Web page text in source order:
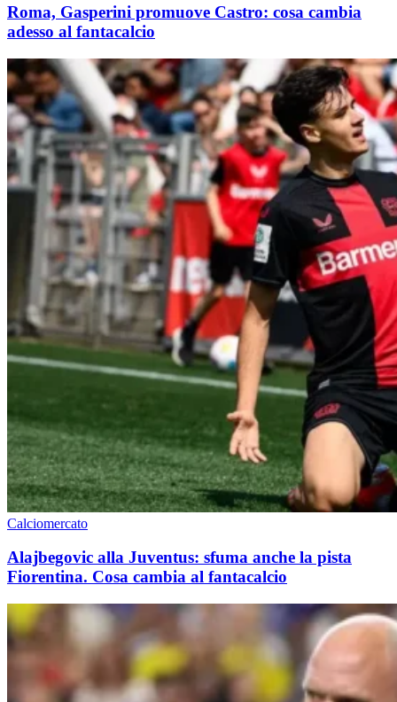
Roma, Gasperini promuove Castro: cosa cambia
adesso al fantacalcio
Calciomercato
Alajbegovic alla Juventus: sfuma anche la pista
Fiorentina. Cosa cambia al fantacalcio